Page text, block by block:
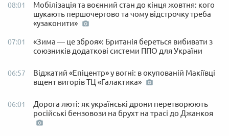
08:01
Мобілізація та воєнний стан до кінця жовтня: кого
шукають першочергово та чому відстрочку треба
«узаконити»
07:01
«Зима — це зброя»: Британія береться вибивати з
союзників додаткові системи ППО для України
06:57
Віджатий «Епіцентр» у вогні: в окупованій Макіївці
вщент вигорів ТЦ «Галактика»
06:01
Дорога люті: як українські дрони перетворюють
російські бензовози на брухт на трасі до Джанкоя